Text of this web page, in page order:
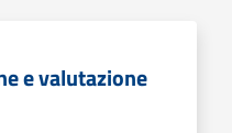
e valutazione